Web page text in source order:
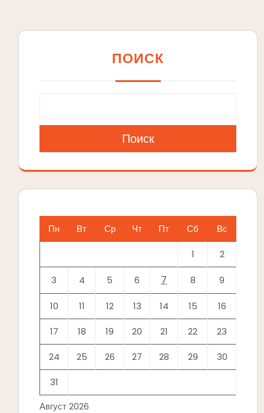
ПОИСК
Поиск
Август 2026
Пн Вт Ср Чт Пт Сб Вс
1 2
3 4 5 6 7 8 9
10 11 12 13 14 15 16
17 18 19 20 21 22 23
24 25 26 27 28 29 30
31